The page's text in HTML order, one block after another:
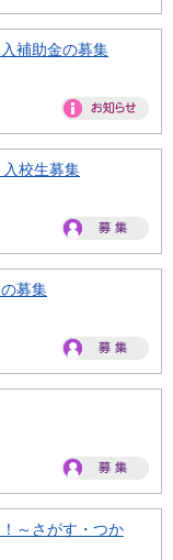
補助金の募集
校生募集
募集
～さがす・つか